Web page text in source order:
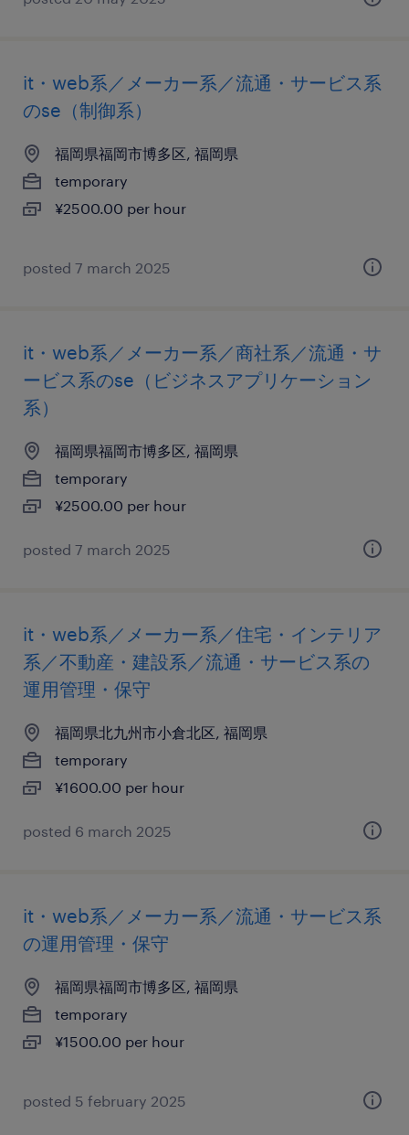
it・web系／メーカー系／流通・サービス系
のse（制御系）
福岡県福岡市博多区, 福岡県
temporary
¥2500.00 per hour
posted 7 march 2025
it・web系／メーカー系／商社系／流通・サ
ービス系のse（ビジネスアプリケーション
系）
福岡県福岡市博多区, 福岡県
temporary
¥2500.00 per hour
posted 7 march 2025
it・web系／メーカー系／住宅・インテリア
系／不動産・建設系／流通・サービス系の
運用管理・保守
福岡県北九州市小倉北区, 福岡県
temporary
¥1600.00 per hour
posted 6 march 2025
it・web系／メーカー系／流通・サービス系
の運用管理・保守
福岡県福岡市博多区, 福岡県
temporary
¥1500.00 per hour
posted 5 february 2025